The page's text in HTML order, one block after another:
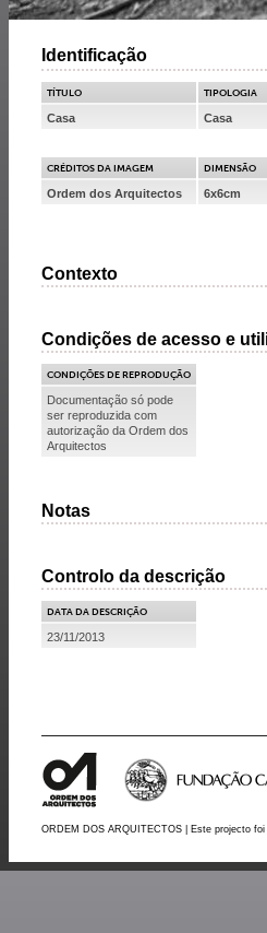
Identificação
TÍTULO
Casa
TIPOLOGIA
Casa
CRÉDITOS DA IMAGEM
Ordem dos Arquitectos
DIMENSÃO
6x6cm
Contexto
Condições de acesso e
CONDIÇÕES DE REPRODUÇÃO
Documentação só pode
ser reproduzida com
autorização da Ordem dos
Arquitectos
Notas
Controlo da descrição
DATA DA DESCRIÇÃO
23/11/2013
ORDEM DOS ARQUITECTOS | Este projecto